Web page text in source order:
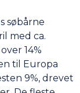
søbårne
med ca.
14%
til Europa
9%, drevet